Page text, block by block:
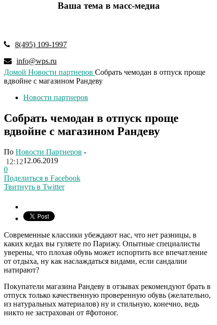
Ваша тема в масс-медиа
8(495) 109-1997
info@wps.ru
Домой Новости партнеров Собрать чемодан в отпуск проще
вдвойне с магазином Рандеву
Новости партнеров
Собрать чемодан в отпуск проще
вдвойне с магазином Рандеву
По Новости Партнеров -
12.06.2019
12:12
0
Поделиться в Facebook
Твитнуть в Twitter
Современные классики убеждают нас, что нет разницы, в
каких кедах вы гуляете по Парижу. Опытные специалисты
уверены, что плохая обувь может испортить все впечатление
от отдыха, ну как наслаждаться видами, если сандалии
натирают?
Покупатели магазина Рандеву в отзывах рекомендуют брать в
отпуск только качественную проверенную обувь (желательно,
из натуральных материалов) ну и стильную, конечно, ведь
никто не застрахован от #фотоног.